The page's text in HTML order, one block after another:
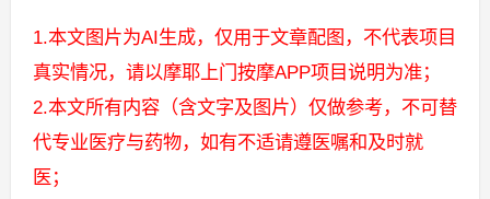
1.本文图片为AI生成，仅用于文章配图，不代表项目
真实情况，请以摩耶上门按摩APP项目说明为准；
2.本文所有内容（含文字及图片）仅做参考，不可替
代专业医疗与药物，如有不适请遵医嘱和及时就
医；